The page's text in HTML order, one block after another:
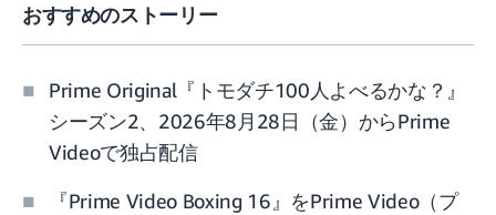
おすすめのストーリー
Prime Original『トモダチ100人よべるかな？』
シーズン2、2026年8月28日（金）からPrime
Videoで独占配信
『Prime Video Boxing 16』をPrime Video（プ